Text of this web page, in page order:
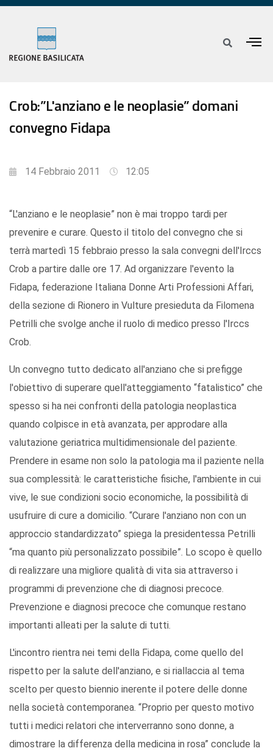
Crob:”L'anziano e le neoplasie” domani
convegno Fidapa
14 Febbraio 2011 12:05
“L'anziano e le neoplasie” non è mai troppo tardi per
prevenire e curare. Questo il titolo del convegno che si
terrà martedì 15 febbraio presso la sala convegni dell'Irccs
Crob a partire dalle ore 17. Ad organizzare l'evento la
Fidapa, federazione Italiana Donne Arti Professioni Affari,
della sezione di Rionero in Vulture presieduta da Filomena
Petrilli che svolge anche il ruolo di medico presso l'Irccs
Crob.
Un convegno tutto dedicato all'anziano che si prefigge
l'obiettivo di superare quell'atteggiamento “fatalistico” che
spesso si ha nei confronti della patologia neoplastica
quando colpisce in età avanzata, per approdare alla
valutazione geriatrica multidimensionale del paziente.
Prendere in esame non solo la patologia ma il paziente nella
sua complessità: le caratteristiche fisiche, l'ambiente in cui
vive, le sue condizioni socio economiche, la possibilità di
usufruire di cure a domicilio. “Curare l'anziano non con un
approccio standardizzato” spiega la presidentessa Petrilli
“ma quanto più personalizzato possibile”. Lo scopo è quello
di realizzare una migliore qualità di vita sia attraverso i
programmi di prevenzione che di diagnosi precoce.
Prevenzione e diagnosi precoce che comunque restano
importanti alleati per la salute di tutti.
L'incontro rientra nei temi della Fidapa, come quello del
rispetto per la salute dell'anziano, e si riallaccia al tema
scelto per questo biennio inerente il potere delle donne
nella società contemporanea. “Proprio per questo motivo
tutti i medici relatori che interverranno sono donne, a
dimostrare la differenza della medicina in rosa” conclude la